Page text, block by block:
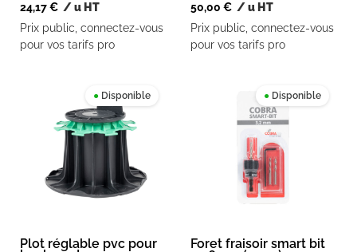
24,17€ / u HT
Prix public, connectez-vous
pour vos tarifs pro
50,00 € / u HT
Prix public, connectez-vous
pour vos tarifs pro
● Disponible
Plot réglable pvc pour
● Disponible
Foret fraisoir smart bit